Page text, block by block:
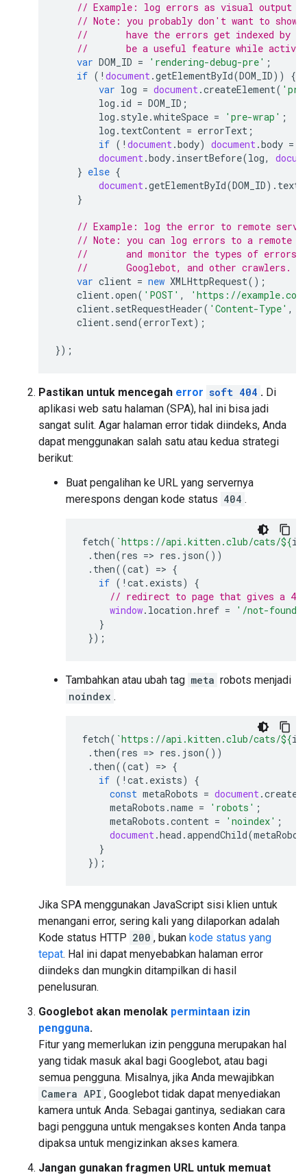
// Example: log errors as visual output
// Note: you probably don't want to show
//       have the errors get indexed by
//       be a useful feature while actively
var DOM_ID = 'rendering-debug-pre' ;
if ( ! document.getElementById(DOM_ID))
{
var log = document.createElement(
log . id = DOM_ID ;
log . style.whiteSpace = 'pre-wrap' ;
log . textContent = errorText ;
if ( ! document.body) document.body =
document.body. insertBefore(log,
} else {
document.getElementById(DOM_ID).
}
// Example: log the error to remote
// Note: you can log errors to a remote
//       and monitor the types of errors
//       Googlebot, and other crawlers.
var client = new XMLHttpRequest();
client.open( 'POST' ,
'https://
client. setRequestHeader( 'Content-Type' ,
client. send(errorText);
});
Pastikan untuk mencegah error soft 404 . Di
aplikasi web satu halaman (SPA), hal ini bisa jadi
sangat sulit. Agar halaman error tidak diindeks, Anda
dapat menggunakan salah satu atau kedua strategi
berikut:
Buat pengalihan ke URL yang servernya
merespons dengan kode status 404 .
fetch( `https://api.kitten.club/cats/${id
. then(res => res . json())
. then((cat) => {
if ( ! cat. exists)
{
// redirect to page that gives a 404
window. location .href = '/not-found'
}
});
Tambahkan atau ubah tag meta robots menjadi
noindex .
fetch( `https://api.kitten.club/cats/${id
. then(res => res . json())
. then((cat) => {
if ( ! cat. exists)
{
const metaRobots = document.
metaRobots .name = 'robots' ;
metaRobots .content = 'noindex' ;
document.head .appendChild(
}
});
Jika SPA menggunakan JavaScript sisi klien untuk
menangani error, sering kali yang dilaporkan adalah
Kode status HTTP 200 , bukan kode status yang
tepat. Hal ini dapat menyebabkan halaman error
diindeks dan mungkin ditampilkan di hasil
penelusuran.
Googlebot akan menolak permintaan izin
pengguna.
Fitur yang memerlukan izin pengguna merupakan hal
yang tidak masuk akal bagi Googlebot, atau bagi
semua pengguna. Misalnya, jika Anda mewajibkan
Camera API , Googlebot tidak dapat menyediakan
kamera untuk Anda. Sebagai gantinya, sediakan cara
bagi pengguna untuk mengakses konten Anda tanpa
dipaksa untuk mengizinkan akses kamera.
Jangan gunakan fragmen URL untuk memuat